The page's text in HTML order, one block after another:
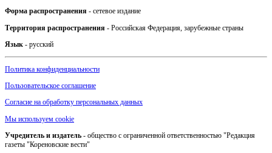
Форма распространения - сетевое издание
Территория распространения - Российская Федерация, зарубежные страны
Язык - русский
Политика конфиденциальности
Пользовательское соглашение
Согласие на обработку персональных данных
Мы используем cookie
Учредитель и издатель - общество с ограниченной ответственностью "Редакция
газеты "Кореновские вести"